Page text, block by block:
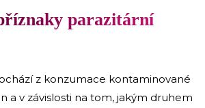
parazitární
z konzumace kontaminované
a v závislosti na tom, jakým druhem